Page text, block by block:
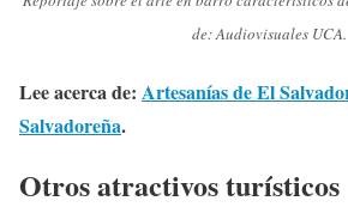
de: Audiovisuales UCA.
Lee acerca de: Artesanías de El
Salvadoreña.
Otros atractivos turísticos